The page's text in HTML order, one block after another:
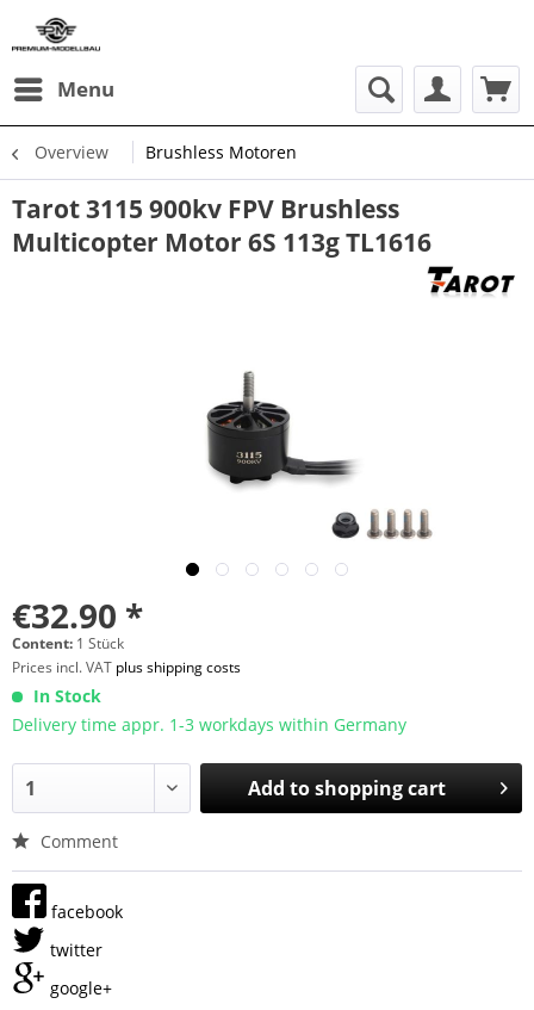
Menu
Overview Brushless Motoren
Tarot 3115 900kv FPV Brushless
Multicopter Motor 6S 113g TL1616
€32.90 *
Content: 1 Stück
Prices incl. VAT plus shipping costs
In Stock
Delivery time appr. 1-3 workdays within Germany
Add toshopping cart
Comment
facebook
twitter
google+